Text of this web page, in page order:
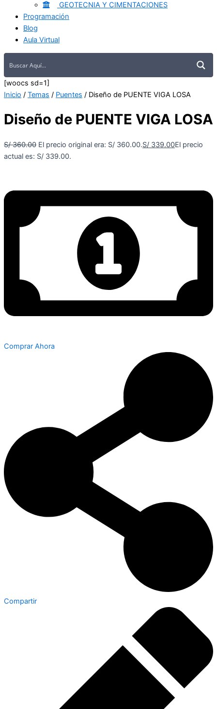
GEOTECNIA Y CIMENTACIONES
Programación
Blog
Aula Virtual
[woocs sd=1]
Inicio / Temas / Puentes / Diseño de PUENTE VIGA LOSA
Diseño de PUENTE VIGA LOSA
S/360.00 El precio original era: S/ 360.00.S/ 339.00El precio
actual es: S/ 339.00.
Comprar Ahora
Compartir